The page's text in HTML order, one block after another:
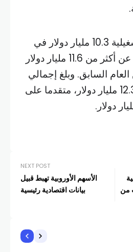
وبلغت النفقات التشغيلية 10.3 مليار دولار في
الربع ذاته، بانخفاض عن أكثر من 11.6 مليار دولار
السابق. وبلغ إجمالي
إيرادات المجموعة 12.3 مليار دولار، متقدما على
من
NEXT POST
الأسهم الأوروبية تهبط قبيل
بيانات اقتصادية رئيسية